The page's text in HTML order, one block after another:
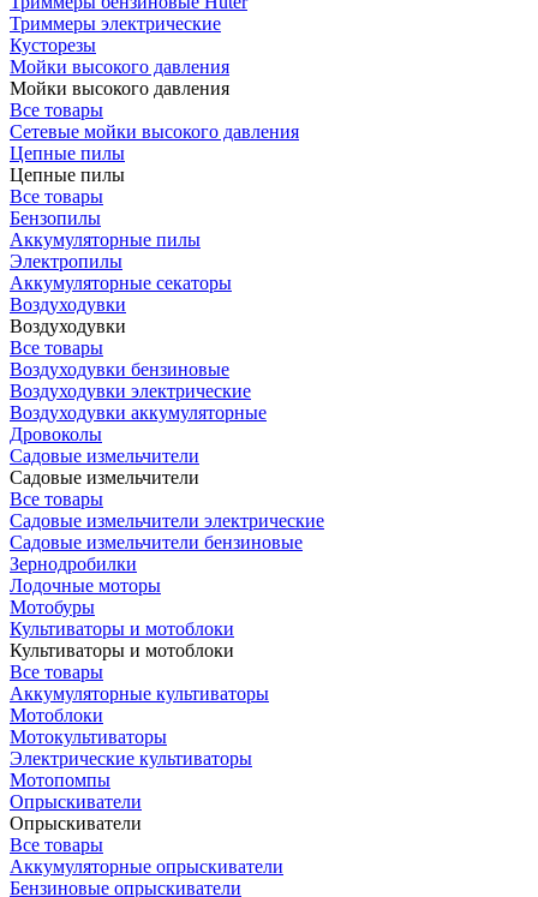
Триммеры электрические
Кусторезы
Мойки высокого давления
Мойки высокого давления
Все товары
Сетевые мойки высокого давления
Цепные пилы
Цепные пилы
Все товары
Бензопилы
Аккумуляторные пилы
Электропилы
Аккумуляторные секаторы
Воздуходувки
Воздуходувки
Все товары
Воздуходувки бензиновые
Воздуходувки электрические
Воздуходувки аккумуляторные
Дровоколы
Садовые измельчители
Садовые измельчители
Все товары
Садовые измельчители электрические
Садовые измельчители бензиновые
Зернодробилки
Лодочные моторы
Мотобуры
Культиваторы и мотоблоки
Культиваторы и мотоблоки
Все товары
Аккумуляторные культиваторы
Мотоблоки
Мотокультиваторы
Электрические культиваторы
Мотопомпы
Опрыскиватели
Опрыскиватели
Все товары
Аккумуляторные опрыскиватели
Бензиновые опрыскиватели